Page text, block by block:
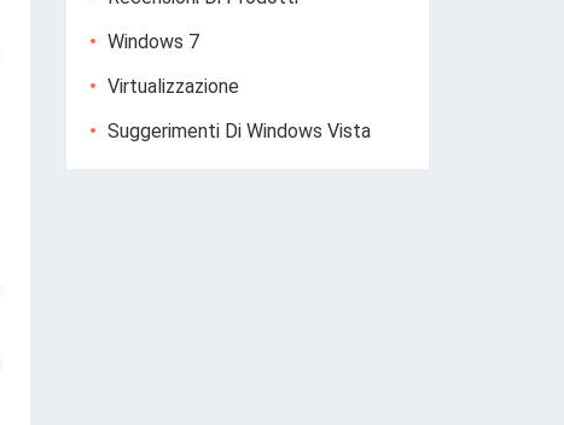
Windows 7
Virtualizzazione
Suggerimenti Di Windows Vista